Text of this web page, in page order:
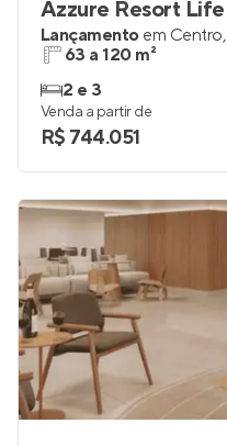
Azzure Resort Life
Lançamento em Centro,
63 a 120 m²
2 e 3
Venda a partir de
R$ 744.051